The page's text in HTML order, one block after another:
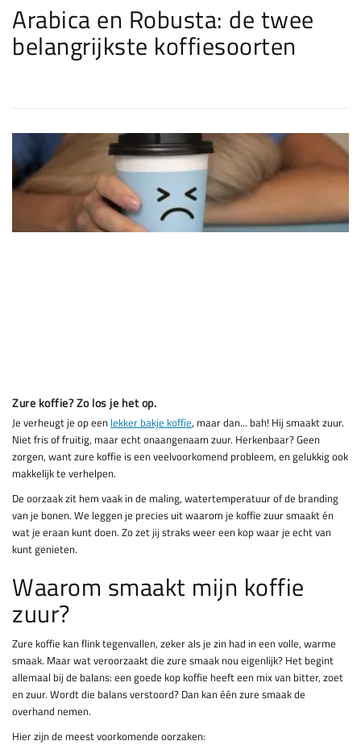
Arabica en Robusta: de twee
belangrijkste koffiesoorten
Zure koffie? Zo los je het op.
Je verheugt je op een lekker bakje koffie, maar dan... bah! Hij smaakt zuur.
Niet fris of fruitig, maar echt onaangenaam zuur. Herkenbaar? Geen
zorgen, want zure koffie is een veelvoorkomend probleem, en gelukkig ook
makkelijk te verhelpen.
De oorzaak zit hem vaak in de maling, watertemperatuur of de branding
van je bonen. We leggen je precies uit waarom je koffie zuur smaakt én
wat je eraan kunt doen. Zo zet jij straks weer een kop waar je echt van
kunt genieten.
Waarom smaakt mijn koffie
zuur?
Zure koffie kan flink tegenvallen, zeker als je zin had in een volle, warme
smaak. Maar wat veroorzaakt die zure smaak nou eigenlijk? Het begint
allemaal bij de balans: een goede kop koffie heeft een mix van bitter, zoet
en zuur. Wordt die balans verstoord? Dan kan één zure smaak de
overhand nemen.
Hier zijn de meest voorkomende oorzaken: